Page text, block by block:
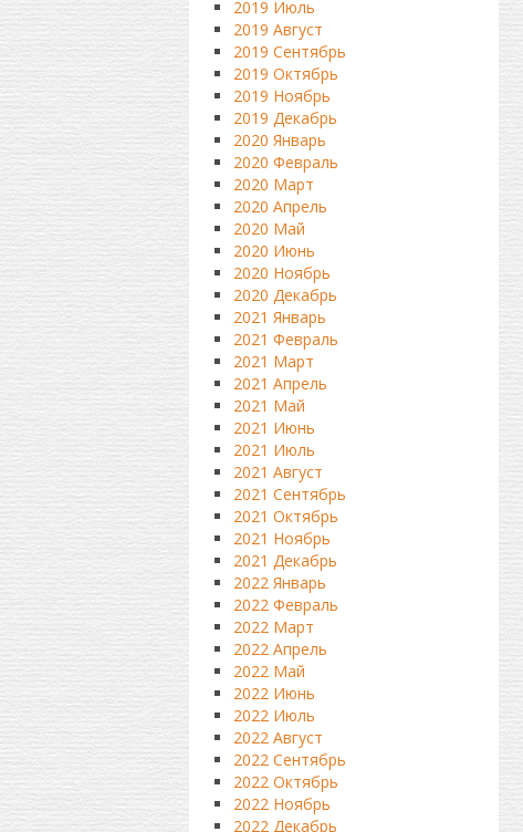
2019 Июль
2019 Август
2019 Сентябрь
2019 Октябрь
2019 Ноябрь
2019 Декабрь
2020 Январь
2020 Февраль
2020 Март
2020 Апрель
2020 Май
2020 Июнь
2020 Ноябрь
2020 Декабрь
2021 Январь
2021 Февраль
2021 Март
2021 Апрель
2021 Май
2021 Июнь
2021 Июль
2021 Август
2021 Сентябрь
2021 Октябрь
2021 Ноябрь
2021 Декабрь
2022 Январь
2022 Февраль
2022 Март
2022 Апрель
2022 Май
2022 Июнь
2022 Июль
2022 Август
2022 Сентябрь
2022 Октябрь
2022 Ноябрь
2022 Декабрь